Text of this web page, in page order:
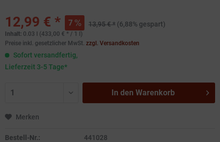
12,99 € * 7 13,95 € * (6,88% gespart)
Inhalt: 0.03 l (433,00 € * / 1 l)
Preise inkl. gesetzlicher MwSt. zzgl. Versandkosten
Sofort versandfertig,
Lieferzeit 3-5 Tage*
In den Warenkorb
Merken
Bestell-Nr.:
441028